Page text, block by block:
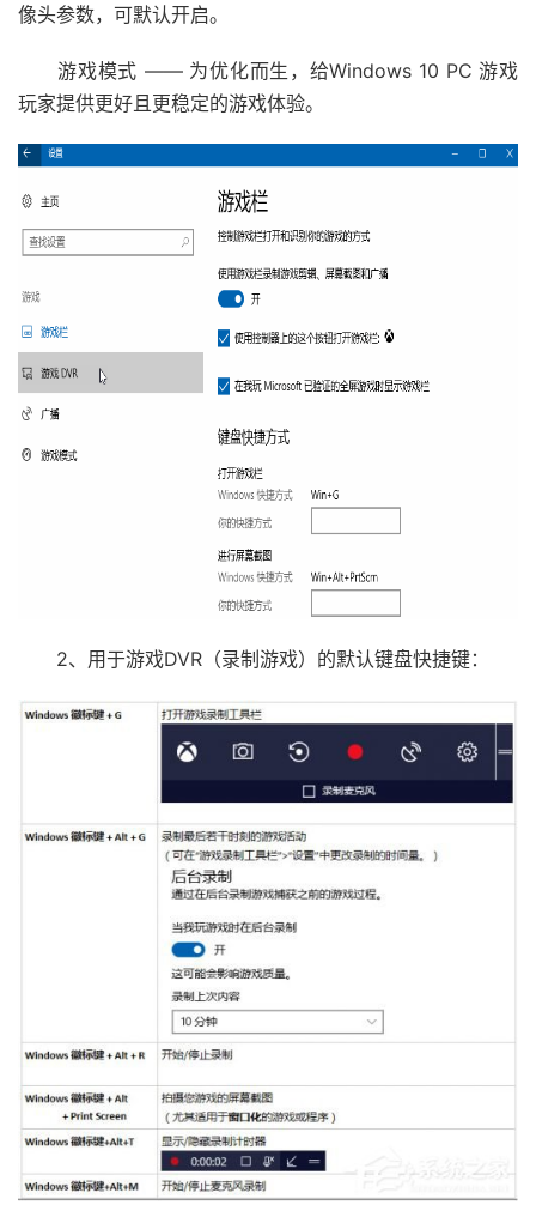
像头参数，可默认开启。
游戏模式 —— 为优化而生，给Windows 10 PC 游戏
玩家提供更好且更稳定的游戏体验。
2、用于游戏DVR（录制游戏）的默认键盘快捷键：